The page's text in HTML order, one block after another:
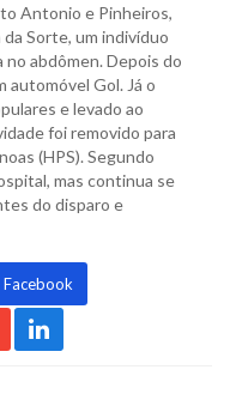
Antonio e Pinheiros,
Sorte, um indivíduo
abdômen. Depois do
automóvel Gol. Já o
e levado ao
foi removido para
(HPS). Segundo
mas continua se
do disparo e